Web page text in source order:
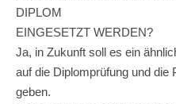
DIPLOM
EINGESETZT WERDEN?
Ja, in Zukunft soll es ein
auf die Diplomprüfung und
geben.